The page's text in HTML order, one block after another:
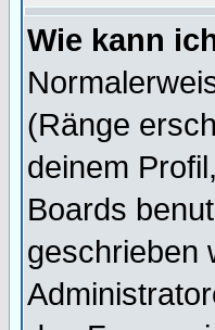
Wie kann
(Ränge
deinem
Boards
geschrieben